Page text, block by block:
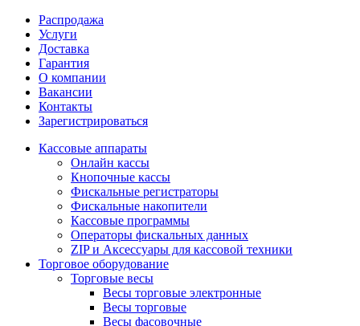
Распродажа
Услуги
Доставка
Гарантия
О компании
Вакансии
Контакты
Зарегистрироваться
Кассовые аппараты
Онлайн кассы
Кнопочные кассы
Фискальные регистраторы
Фискальные накопители
Кассовые программы
Операторы фискальных данных
ZIP и Аксессуары для кассовой техники
Торговое оборудование
Торговые весы
Весы торговые электронные
Весы торговые
Весы фасовочные